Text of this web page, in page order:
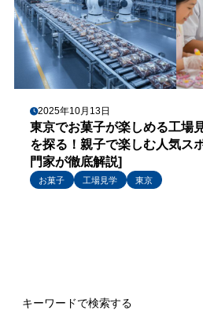
2025年10月13日
東京でお菓子が楽しめる工場
を探る！親子で楽しむ人気ス
門家が徹底解説]
お菓子 工場見学
東京